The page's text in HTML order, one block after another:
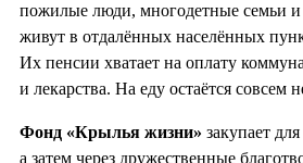
пожилые люди, многодетные семьи
живут в отдалённых населённых
Их пенсии хватает на оплату
и лекарства. На еду остаётся совсем
Фонд «Крылья жизни» закупает
а затем через дружественные